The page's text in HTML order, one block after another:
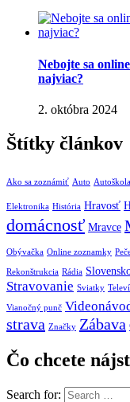
Nebojte sa
najviac?
2. októbra 2024
Štítky článkov
Ako sa zoznámiť Auto Autoškola
Elektronika História Hravosť
domácnosť Mravce
Obývačka Online zoznamky
Rekonštrukcia Rádia
Stravovanie Sviatky
Vianočný punč
strava Značky Zábava
Čo chcete
Search for: